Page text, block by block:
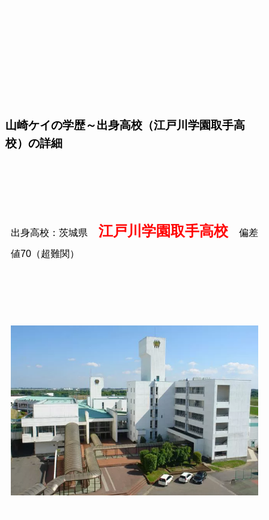
山崎ケイの学歴～出身高校（江戸川学園取手高
校）の詳細
出身高校：茨城県 江戸川学園取手高校 偏差
値70（超難関）